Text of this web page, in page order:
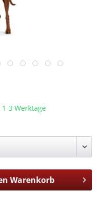
3 Werktage
Warenkorb